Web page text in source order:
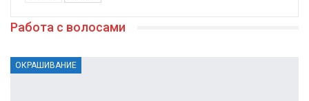
Работа с волосами
ОКРАШИВАНИЕ